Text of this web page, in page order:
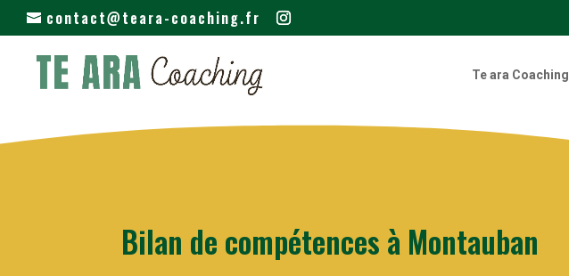
contact@teara-coaching.fr
Te ara Coaching
Bilan de compétences à Montauban